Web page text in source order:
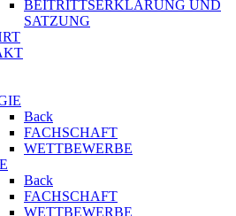
BEITRITTSERKLÄRUNG UND
SATZUNG
Back
FACHSCHAFT
WETTBEWERBE
Back
FACHSCHAFT
WETTBEWERBE